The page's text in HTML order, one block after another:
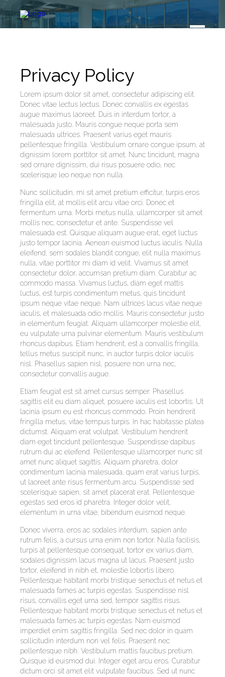
Privacy Policy
Lorem ipsum dolor sit amet, consectetur adipiscing elit.
Donec vitae lectus lectus. Donec convallis ex egestas
augue maximus laoreet. Duis in interdum tortor, a
malesuada justo. Mauris congue neque porta sem
malesuada ultrices. Praesent varius eget mauris
pellentesque fringilla. Vestibulum ornare congue ipsum, at
dignissim lorem porttitor sit amet. Nunc tincidunt, magna
sed ornare dignissim, dui risus posuere odio, nec
scelerisque leo neque non nulla.
Nunc sollicitudin, mi sit amet pretium efficitur, turpis eros
fringilla elit, at mollis elit arcu vitae orci. Donec et
fermentum urna. Morbi metus nulla, ullamcorper sit amet
mollis nec, consectetur et ante. Suspendisse vel
malesuada est. Quisque aliquam augue erat, eget luctus
justo tempor lacinia. Aenean euismod luctus iaculis. Nulla
eleifend, sem sodales blandit congue, elit nulla maximus
nulla, vitae porttitor mi diam id velit. Vivamus sit amet
consectetur dolor, accumsan pretium diam. Curabitur ac
commodo massa. Vivamus luctus, diam eget mattis
luctus, est turpis condimentum metus, quis tincidunt
ipsum neque vitae neque. Nam ultrices lacus vitae neque
iaculis, et malesuada odio mollis. Mauris consectetur justo
in elementum feugiat. Aliquam ullamcorper molestie elit,
eu vulputate urna pulvinar elementum. Mauris vestibulum
rhoncus dapibus. Etiam hendrerit, est a convallis fringilla,
tellus metus suscipit nunc, in auctor turpis dolor iaculis
nisl. Phasellus sapien nisl, posuere non urna nec,
consectetur convallis augue.
Etiam feugiat est sit amet cursus semper. Phasellus
sagittis elit eu diam aliquet, posuere iaculis est lobortis. Ut
lacinia ipsum eu est rhoncus commodo. Proin hendrerit
fringilla metus, vitae tempus turpis. In hac habitasse platea
dictumst. Aliquam erat volutpat. Vestibulum hendrerit
diam eget tincidunt pellentesque. Suspendisse dapibus
rutrum dui ac eleifend. Pellentesque ullamcorper nunc sit
amet nunc aliquet sagittis. Aliquam pharetra, dolor
condimentum lacinia malesuada, quam erat varius turpis,
ut laoreet ante risus fermentum arcu. Suspendisse sed
scelerisque sapien, sit amet placerat erat. Pellentesque
egestas sed eros id pharetra. Integer dolor velit,
elementum in urna vitae, bibendum euismod neque.
Donec viverra, eros ac sodales interdum, sapien ante
rutrum felis, a cursus urna enim non tortor. Nulla facilisis,
turpis at pellentesque consequat, tortor ex varius diam,
sodales dignissim lacus magna ut lacus. Praesent justo
tortor, eleifend in nibh et, molestie lobortis libero.
Pellentesque habitant morbi tristique senectus et netus et
malesuada fames ac turpis egestas. Suspendisse nisl
risus, convallis eget urna sed, tempor sagittis risus.
Pellentesque habitant morbi tristique senectus et netus et
malesuada fames ac turpis egestas. Nam euismod
imperdiet enim sagittis fringilla. Sed nec dolor in quam
sollicitudin interdum non vel felis. Praesent nec
pellentesque nibh. Vestibulum mattis faucibus pretium.
Quisque id euismod dui. Integer eget arcu eros. Curabitur
dictum orci sit amet elit vulputate faucibus. Sed ut nunc